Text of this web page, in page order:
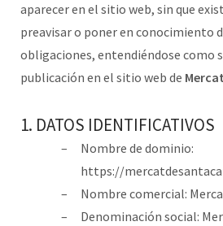
aparecer en el sitio web, sin que
preavisar o poner en conocimiento
obligaciones, entendiéndose como
publicación en el sitio web de
1. DATOS IDENTIFICATIVOS
Nombre de dominio:
https://
Nombre comercial:
Denominación social: